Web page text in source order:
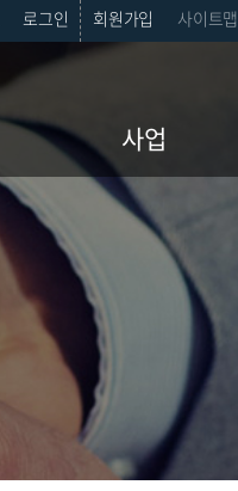
로그인 회원가입 사이트맵
사업
참여 사업 소개
사업 공지사항
사업단 오시는 길